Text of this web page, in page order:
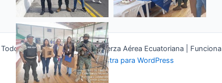
Todos los derechos © 2026 Fuerza Aérea Ecuatoriana | Funciona
gracias aTema Astra para WordPress